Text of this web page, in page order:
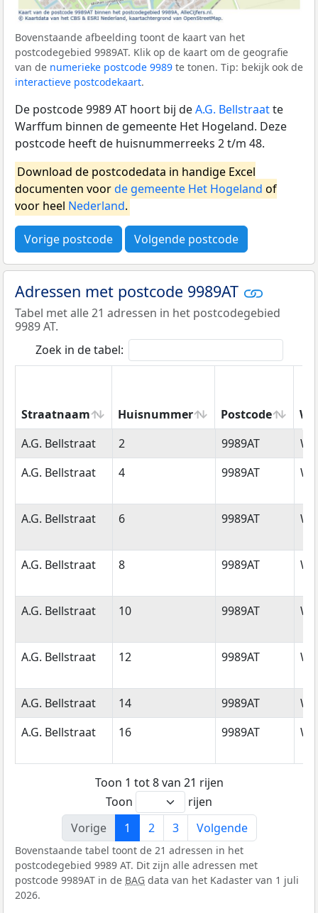
Bovenstaande afbeelding toont de kaart van het
postcodegebied 9989AT. Klik op de kaart om de geografie
van de numerieke postcode 9989 te tonen. Tip: bekijk ook de
interactieve postcodekaart.
De postcode 9989 AT hoort bij deA.G. Bellstraatte
Warffum binnen de gemeente Het Hogeland. Deze
postcode heeft de huisnummerreeks 2 t/m 48.
Download de postcodedata in handige Excel
documenten voorde gemeente Het Hogeland of
voor heel Nederland.
Vorige postcode Volgende postcode
Adressen met postcode 9989AT
Tabel met alle 21 adressen in het postcodegebied
9989 AT.
Zoek in de tabel:
Straatnaam Huisnummer Postcode
Straatnaam
Huisnummer Postcode
A.G. Bellstraat 2 9989AT
A.G. Bellstraat
4 9989AT
A.G. Bellstraat 6 9989AT
A.G. Bellstraat 8 9989AT
A.G. Bellstraat 10 9989AT
A.G. Bellstraat 12 9989AT
A.G. Bellstraat 14 9989AT
A.G. Bellstraat
16 9989AT
Toon 1 tot 8 van 21 rijen
Toon
rijen
Vorige
1 2 3 Volgende
Bovenstaande tabel toont de 21 adressen in het
postcodegebied 9989 AT. Dit zijn alle adressen met
postcode 9989AT in de BAG data van het Kadaster van 1 juli
2026.